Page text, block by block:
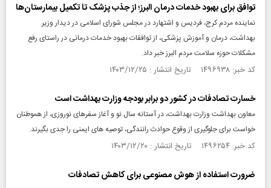
توافق برای بهبود خدمات درمان البرز؛ از جذب پزشک تا تکمیل بیمارستان‌ها
نماینده مردم کرج، فردیس و اشتهارد در مجلس شورای اسلامی در دیدار وزیر
بهداشت، درمان و آموزش پزشکی، از توافقات بهبود خدمات درمانی در راستای رفع
مشکلات حوزه سلامت مردم البرز خبر داد.
کد خبر: ۱۴۹۶۹۳۸ تاریخ انتشار : ۱۴۰۳/۱۲/۲۵
خسارت تصادفات در کشور دو برابر بودجه وزارت بهداشت است
معاون بهداشت وزارت بهداشت، در آستانه سال نو و آغاز سفرهای نوروزی، از هموطنان
خواست برای جلوگیری از وقوع حوادث رانندگی، توصیه های ایمنی را جدی بگیرند.
کد خبر: ۱۴۹۶۲۵۴ تاریخ انتشار : ۱۴۰۳/۱۲/۲۰
ضرورت استفاده از هوش مصنوعی برای کاهش تصادفات